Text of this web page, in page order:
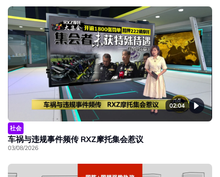
02:04
社会
车祸与违规事件频传 RXZ摩托集会惹议
03/08/2026